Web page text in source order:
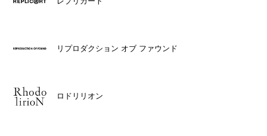
リプロダクション オブ ファウンド
ロドリリオン